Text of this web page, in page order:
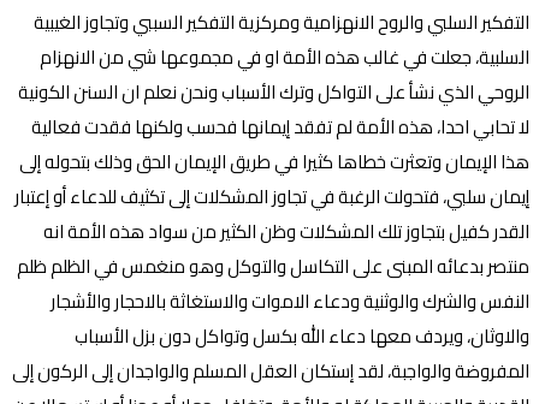
التفكير السلبي والروح الانهزامية ومركزية التفكير السببي وتجاوز الغيبية
السلبية، جعلت في غالب هذه الأمة او في مجموعها شي من الانهزام
الروحي الذي نشأ على التواكل وترك الأسباب ونحن نعلم ان السنن الكونية
لا تحابي احدا، هذه الأمة لم تفقد إيمانها فحسب ولكنها فقدت فعالية
هذا الإيمان وتعثرت خطاها كثيرا في طريق الإيمان الحق وذلك بتحوله إلى
إيمان سلبي، فتحولت الرغبة في تجاوز المشكلات إلى تكثيف للدعاء أو إعتبار
القدر كفيل بتجاوز تلك المشكلات وظن الكثير من سواد هذه الأمة انه
منتصر بدعائه المبنى على التكاسل والتوكل وهو منغمس في الظلم ظلم
النفس والشرك والوثنية ودعاء الاموات والاستغاثة بالاحجار والأشجار
والاوثان، ويردف معها دعاء الله بكسل وتواكل دون بزل الأسباب
المفروضة والواجبة، لقد إستكان العقل المسلم والواجدان إلى الركون إلى